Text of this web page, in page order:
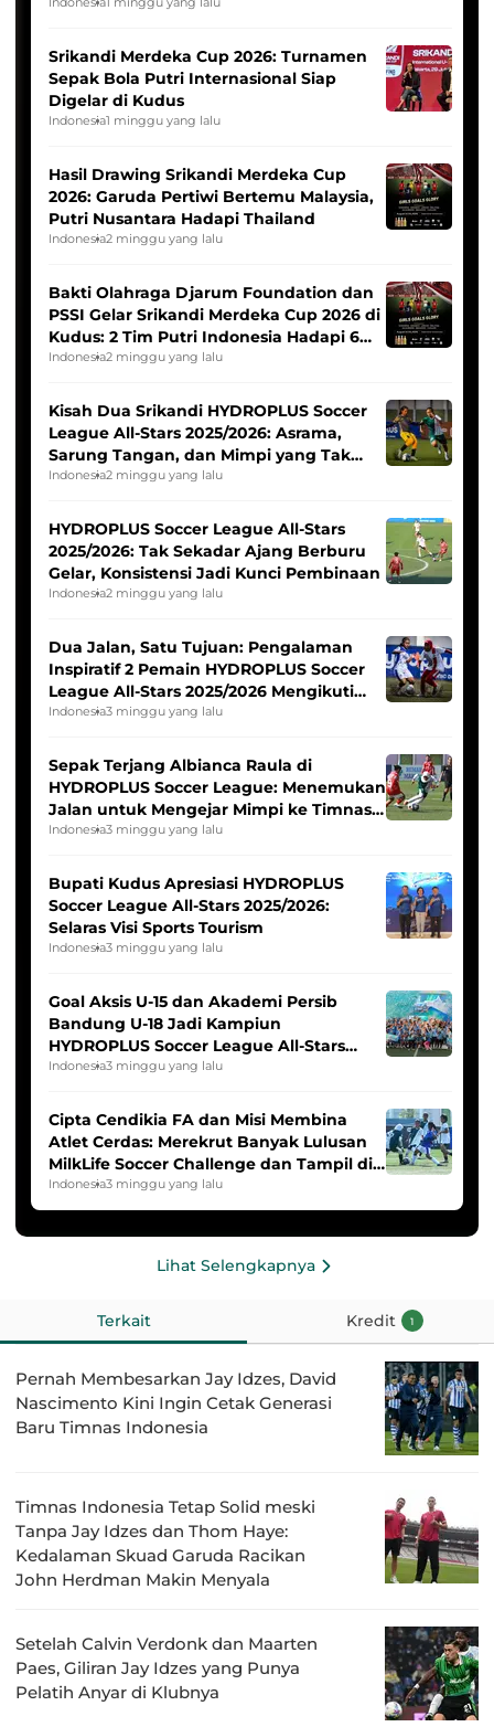
League
Srikandi Merdeka Cup 2026: Turnamen
Sepak Bola Putri Internasional Siap
Digelar di Kudus
Indonesia1 minggu yang lalu
Hasil Drawing Srikandi Merdeka Cup
2026: Garuda Pertiwi Bertemu Malaysia,
Putri Nusantara Hadapi Thailand
Indonesia2 minggu yang lalu
Bakti Olahraga Djarum Foundation dan
PSSI Gelar Srikandi Merdeka Cup 2026 di
Kudus: 2 Tim Putri Indonesia Hadapi 6
Tim Asia
Indonesia2 minggu yang lalu
Kisah Dua Srikandi HYDROPLUS Soccer
League All-Stars 2025/2026: Asrama,
Sarung Tangan, dan Mimpi yang Tak
Pernah Padam
Indonesia2 minggu yang lalu
HYDROPLUS Soccer League All-Stars
2025/2026: Tak Sekadar Ajang Berburu
Gelar, Konsistensi Jadi Kunci Pembinaan
Indonesia2 minggu yang lalu
Dua Jalan, Satu Tujuan: Pengalaman
Inspiratif 2 Pemain HYDROPLUS Soccer
League All-Stars 2025/2026 Mengikuti
Seleksi Timnas Indonesia Putri
Indonesia3 minggu yang lalu
Sepak Terjang Albianca Raula di
HYDROPLUS Soccer League: Menemukan
Jalan untuk Mengejar Mimpi ke Timnas
Indonesia Putri
Indonesia3 minggu yang lalu
Bupati Kudus Apresiasi HYDROPLUS
Soccer League All-Stars 2025/2026:
Selaras Visi Sports Tourism
Indonesia3 minggu yang lalu
Goal Aksis U-15 dan Akademi Persib
Bandung U-18 Jadi Kampiun
HYDROPLUS Soccer League All-Stars
2025/2026
Indonesia3 minggu yang lalu
Cipta Cendikia FA dan Misi Membina
Atlet Cerdas: Merekrut Banyak Lulusan
MilkLife Soccer Challenge dan Tampil di
HYDROPLUS Soccer League
Indonesia3 minggu yang lalu
Lihat Selengkapnya
Terkait Kredit 1
Pernah Membesarkan Jay Idzes, David
Nascimento Kini Ingin Cetak Generasi
Baru Timnas Indonesia
Timnas Indonesia Tetap Solid meski
Tanpa Jay Idzes dan Thom Haye:
Kedalaman Skuad Garuda Racikan
John Herdman Makin Menyala
Setelah Calvin Verdonk dan Maarten
Paes, Giliran Jay Idzes yang Punya
Pelatih Anyar di Klubnya